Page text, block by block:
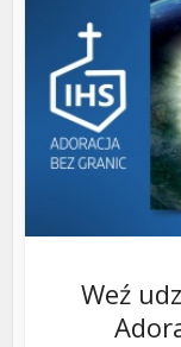
Weź